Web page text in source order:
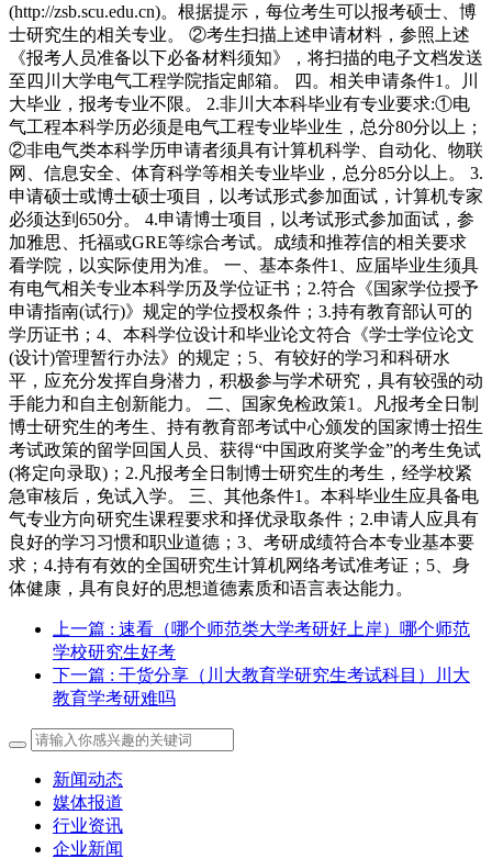
(http://zsb.scu.edu.cn)。根据提示，每位考生可以报考硕士、博
士研究生的相关专业。 ②考生扫描上述申请材料，参照上述
《报考人员准备以下必备材料须知》，将扫描的电子文档发送
至四川大学电气工程学院指定邮箱。 四。相关申请条件1。川
大毕业，报考专业不限。 2.非川大本科毕业有专业要求:①电
气工程本科学历必须是电气工程专业毕业生，总分80分以上；
②非电气类本科学历申请者须具有计算机科学、自动化、物联
网、信息安全、体育科学等相关专业毕业，总分85分以上。 3.
申请硕士或博士硕士项目，以考试形式参加面试，计算机专家
必须达到650分。 4.申请博士项目，以考试形式参加面试，参
加雅思、托福或GRE等综合考试。成绩和推荐信的相关要求
看学院，以实际使用为准。 一、基本条件1、应届毕业生须具
有电气相关专业本科学历及学位证书；2.符合《国家学位授予
申请指南(试行)》规定的学位授权条件；3.持有教育部认可的
学历证书；4、本科学位设计和毕业论文符合《学士学位论文
(设计)管理暂行办法》的规定；5、有较好的学习和科研水
平，应充分发挥自身潜力，积极参与学术研究，具有较强的动
手能力和自主创新能力。 二、国家免检政策1。凡报考全日制
博士研究生的考生、持有教育部考试中心颁发的国家博士招生
考试政策的留学回国人员、获得“中国政府奖学金”的考生免试
(将定向录取)；2.凡报考全日制博士研究生的考生，经学校紧
急审核后，免试入学。 三、其他条件1。本科毕业生应具备电
气专业方向研究生课程要求和择优录取条件；2.申请人应具有
良好的学习习惯和职业道德；3、考研成绩符合本专业基本要
求；4.持有有效的全国研究生计算机网络考试准考证；5、身
体健康，具有良好的思想道德素质和语言表达能力。
上一篇 : 速看（哪个师范类大学考研好上岸）哪个师范
学校研究生好考
下一篇 : 干货分享（川大教育学研究生考试科目）川大
教育学考研难吗
新闻动态
媒体报道
行业资讯
企业新闻